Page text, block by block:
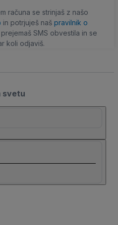
računa se strinjaš z našo
in potrjuješ naš pravilnik o
SMS obvestila in se
koli odjaviš.
svetu